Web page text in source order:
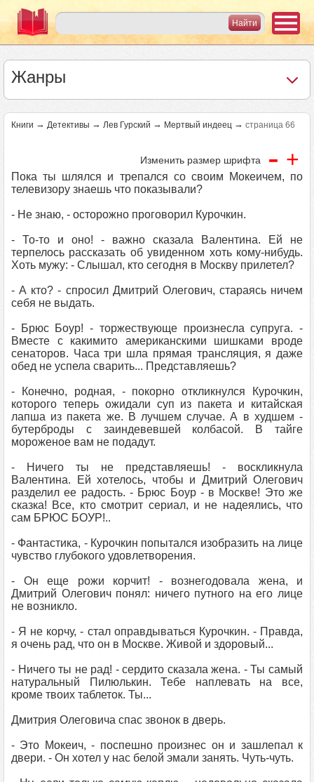
Жанры
Книги → Детективы → Лев Гурский → Мертвый индеец → страница 66
Изменить размер шрифта - +
Пока ты шлялся и трепался со своим Мокеичем, по
телевизору знаешь что показывали?
- Не знаю, - осторожно проговорил Курочкин.
- То-то и оно! - важно сказала Валентина. Ей не
терпелось рассказать об увиденном хоть кому-нибудь.
Хоть мужу: - Слышал, кто сегодня в Москву прилетел?
- А кто? - спросил Дмитрий Олегович, стараясь ничем
себя не выдать.
- Брюс Боур! - торжествующе произнесла супруга. -
Вместе с какимито американскими шишками вроде
сенаторов. Часа три шла прямая трансляция, я даже
обед не успела сварить... Представляешь?
- Конечно, родная, - покорно откликнулся Курочкин,
которого теперь ожидали суп из пакета и китайская
лапша из пакета же. В лучшем случае. А в худшем -
бутерброды с заиндевевшей колбасой. В тайге
мороженое вам не подадут.
- Ничего ты не представляешь! - воскликнула
Валентина. Ей хотелось, чтобы и Дмитрий Олегович
разделил ее радость. - Брюс Боур - в Москве! Это же
сказка! Все, кто смотрит сериал, и не надеялись, что
сам БРЮС БОУР!..
- Фантастика, - Курочкин попытался изобразить на лице
чувство глубокого удовлетворения.
- Он еще рожи корчит! - вознегодовала жена, и
Дмитрий Олегович понял: ничего путного на его лице
не возникло.
- Я не корчу, - стал оправдываться Курочкин. - Правда,
я очень рад, что он в Москве. Живой и здоровый...
- Ничего ты не рад! - сердито сказала жена. - Ты самый
натуральный Пилюлькин. Тебе наплевать на все,
кроме твоих таблеток. Ты...
Дмитрия Олеговича спас звонок в дверь.
- Это Мокеич, - поспешно произнес он и зашлепал к
двери. - Он хотел у нас белой эмали занять. Чуть-чуть.